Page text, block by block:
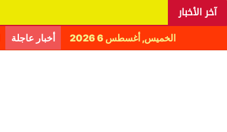
آخر الأخبار
الخميس, أغسطس 6 2026 أخبار عاجلة